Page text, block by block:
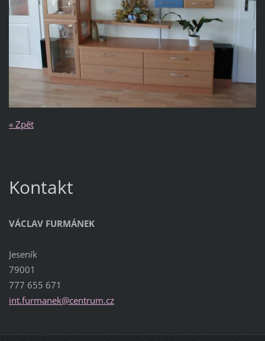
« Zpět
Kontakt
VÁCLAV FURMÁNEK
Jeseník
79001
777 655 671
int.furmanek@centrum.cz